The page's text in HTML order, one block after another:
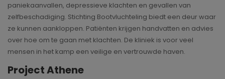
paniekaanvallen, depressieve klachten en gevallen van
zelfbeschadiging. Stichting Bootvluchteling biedt een deur waar
ze kunnen aankloppen. Patiënten krijgen handvatten en advies
over hoe om te gaan met klachten. De kliniek is voor veel
mensen in het kamp een veilige en vertrouwde haven.
Project Athene